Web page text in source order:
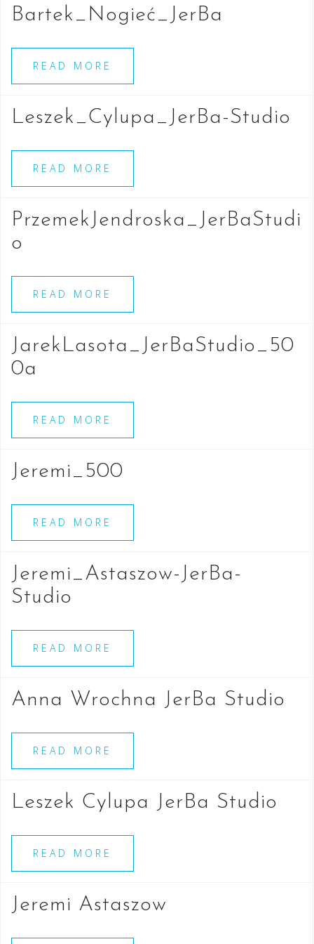
Bartek_Nogieć_JerBa
READ MORE
Leszek_Cylupa_JerBa-Studio
READ MORE
PrzemekJendroska_JerBaStudi
o
READ MORE
JarekLasota_JerBaStudio_50
0a
READ MORE
Jeremi_500
READ MORE
Jeremi_Astaszow-JerBa-
Studio
READ MORE
Anna Wrochna JerBa Studio
READ MORE
Leszek Cylupa JerBa Studio
READ MORE
Jeremi Astaszow